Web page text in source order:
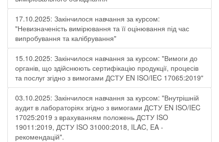
17.10.2025: Закінчилося навчання за курсом:
"Невизначеність вимірювання та її оцінювання під час
випробування та калібрування"
15.10.2025: Закінчилося навчання за курсом: "Вимоги до
органів, що здійснюють сертифікацію продукції, процесів
та послуг згідно з вимогами ДСТУ EN ISO/IEC 17065:2019"
03.10.2025: Закінчилося навчання за курсом: "Внутрішній
аудит в лабораторіях згідно з вимогами ДСТУ EN ISO/IEC
17025:2019 з врахуванням положень ДСТУ ISO
19011:2019, ДСТУ ISO 31000:2018, ILAC, EA -
рекомендацій".